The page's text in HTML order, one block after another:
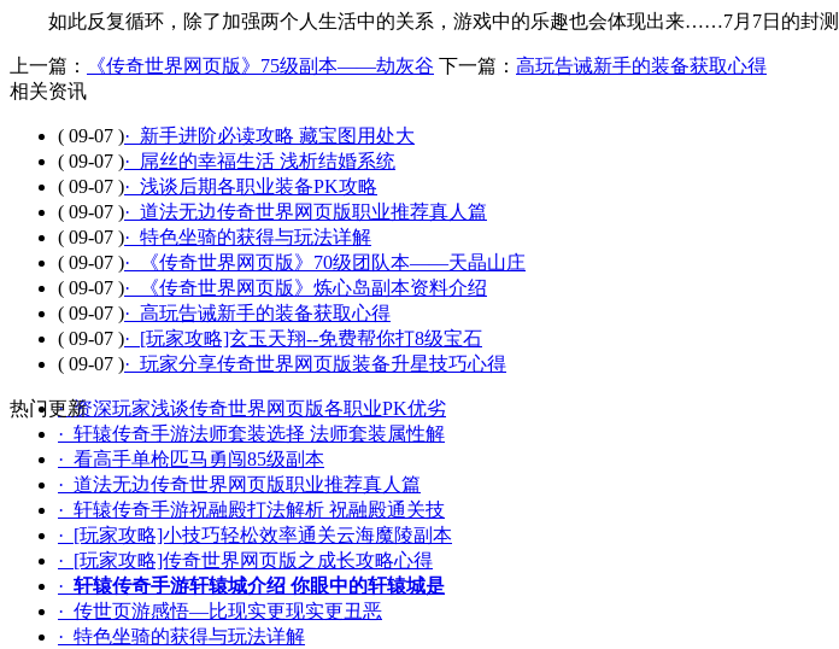
如此反复循环，除了加强两个人生活中的关系，游戏中的乐趣也会体现出来……7月7日的封测
上一篇： 《传奇世界网页版》75级副本——劫灰谷 下一篇： 高玩告诫新手的装备获取心得
相关资讯
( 09-07 )· 新手进阶必读攻略 藏宝图用处大
( 09-07 )· 屌丝的幸福生活 浅析结婚系统
( 09-07 )· 浅谈后期各职业装备PK攻略
( 09-07 )· 道法无边传奇世界网页版职业推荐真人篇
( 09-07 )· 特色坐骑的获得与玩法详解
( 09-07 )· 《传奇世界网页版》70级团队本——天晶山庄
( 09-07 )· 《传奇世界网页版》炼心岛副本资料介绍
( 09-07 )· 高玩告诫新手的装备获取心得
( 09-07 )· [玩家攻略]玄玉天翔--免费帮你打8级宝石
( 09-07 )· 玩家分享传奇世界网页版装备升星技巧心得
热门更新· 资深玩家浅谈传奇世界网页版各职业PK优劣
· 轩辕传奇手游法师套装选择 法师套装属性解
· 看高手单枪匹马勇闯85级副本
· 道法无边传奇世界网页版职业推荐真人篇
· 轩辕传奇手游祝融殿打法解析 祝融殿通关技
· [玩家攻略]小技巧轻松效率通关云海魔陵副本
· [玩家攻略]传奇世界网页版之成长攻略心得
· 轩辕传奇手游轩辕城介绍 你眼中的轩辕城是
· 传世页游感悟—比现实更现实更丑恶
· 特色坐骑的获得与玩法详解